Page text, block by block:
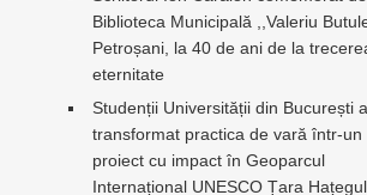
Biblioteca Municipală ,,Valeriu
Petroșani, la 40 de ani de la
eternitate
Studenții Universității din București
transformat practica de vară într-un
proiect cu impact în Geoparcul
Internațional UNESCO Țara